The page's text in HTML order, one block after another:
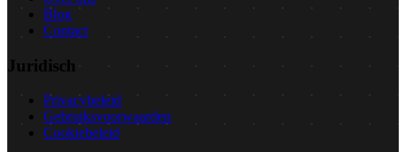
Blog
Contact
Juridisch
Privacybeleid
Gebruiksvoorwaarden
Cookiebeleid